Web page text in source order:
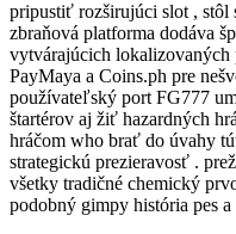
pripustiť rozširujúci slot , stôl
zbraňová platforma dodáva
vytvárajúcich lokalizovaných
PayMaya a Coins.ph pre
používateľský port FG777
štartérov aj žiť hazardných
hráčom who brať do úvahy
strategickú prezieravosť .
všetky tradičné chemický
podobný gimpy história pes